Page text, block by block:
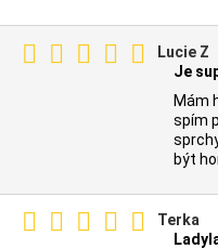
Lucie Z
Je
Mám
spím
být
Terka